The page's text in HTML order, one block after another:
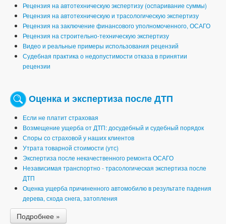
Рецензия на автотехническую экспертизу (оспаривание суммы)
Рецензия на автотехническую и трасологическую экспертизу
Рецензия на заключение финансового уполномоченного, ОСАГО
Рецензия на строительно-техническую экспертизу
Видео и реальные примеры использования рецензий
Судебная практика о недопустимости отказа в принятии
рецензии
Оценка и экспертиза после ДТП
Если не платит страховая
Возмещение ущерба от ДТП: досудебный и судебный порядок
Споры со страховой у наших клиентов
Утрата товарной стоимости (утс)
Экспертиза после некачественного ремонта ОСАГО
Независимая транспортно - трасологическая экспертиза после
ДТП
Оценка ущерба причиненного автомобилю в результате падения
дерева, схода снега, затопления
Подробнее »